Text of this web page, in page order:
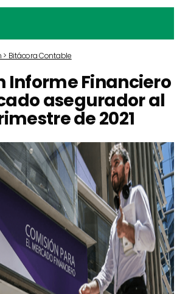
> Bitácora Contable
Informe Financiero
asegurador al
de 2021